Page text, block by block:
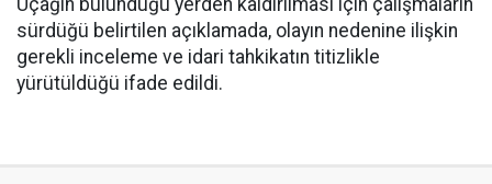
sürdüğü belirtilen açıklamada, olayın nedenine ilişkin
gerekli inceleme ve idari tahkikatın titizlikle
yürütüldüğü ifade edildi.